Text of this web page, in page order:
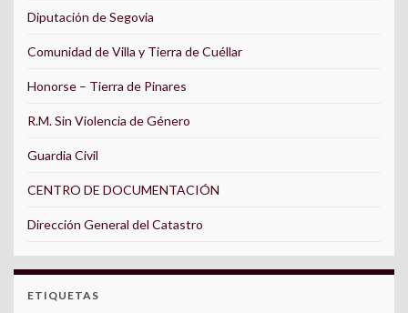
Diputación de Segovia
Comunidad de Villa y Tierra de Cuéllar
Honorse – Tierra de Pinares
R.M. Sin Violencia de Género
Guardia Civil
CENTRO DE DOCUMENTACIÓN
Dirección General del Catastro
ETIQUETAS